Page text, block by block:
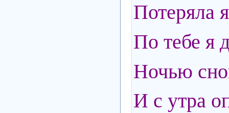
Потеряла
По тебе я
Ночью
И с утра